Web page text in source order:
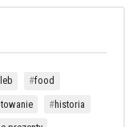
food
historia